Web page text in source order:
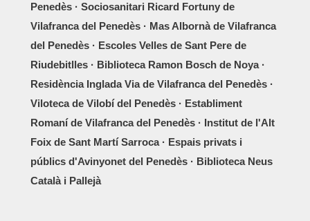
Penedès · Sociosanitari Ricard Fortuny de
Vilafranca del Penedès · Mas Albornà de Vilafranca
del Penedès · Escoles Velles de Sant Pere de
Riudebitlles · Biblioteca Ramon Bosch de Noya ·
Residència Inglada Via de Vilafranca del Penedès ·
Viloteca de Vilobí del Penedès · Establiment
Romaní de Vilafranca del Penedès · Institut de l'Alt
Foix de Sant Martí Sarroca · Espais privats i
públics d'Avinyonet del Penedès · Biblioteca Neus
Català i Pallejà